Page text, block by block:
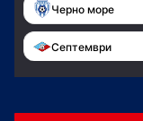
Черно море
Септември